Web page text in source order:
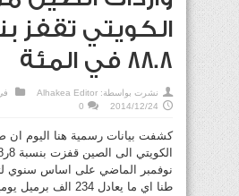
الكويتي تقفز
88.8 في المئة
نشرت بواسطة: Alhakea Editor
2014/12/24
0
كشفت بيانات رسمية هنا اليوم ان
طنا اي ما يعادل 234 الف برميل يوميا.